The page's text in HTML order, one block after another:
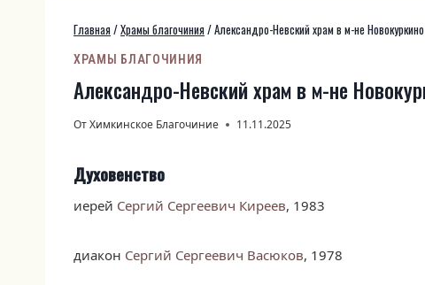
Главная /Храмы благочиния /Александро-Невский храм в м-не Новокуркино
ХРАМЫ БЛАГОЧИНИЯ
Александро-Невский храм в м-не
ОтХимкинское Благочиние 11.11.2025
Духовенство
иерей Сергий Сергеевич Киреев, 1983
диакон Сергий Сергеевич Васюков, 1978